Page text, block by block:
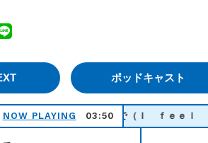
ポッドキャスト
NOW PLAYING 03:50
いつか何処かで（Ｉ ｆｅｅｌ ｔｈｅ